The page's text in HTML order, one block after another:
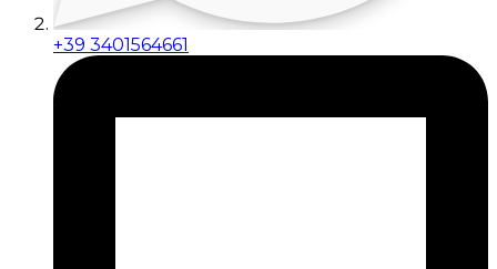
+39 3401564661